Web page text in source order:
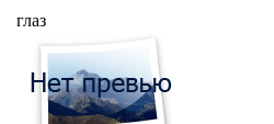
глаз